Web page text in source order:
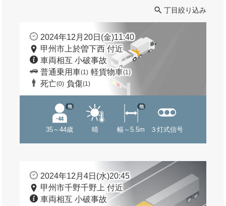
丁目絞り込み
2024年12月20日(金)11:40
甲州市上於曽下西 付近
車両相互 小破事故
普通乗用車(1) 軽貨物車(1)
死亡(0) 負傷(1)
35～44歳
他
晴 幅～5.5m
他
３灯式信号
2024年12月4日(水)20:45
甲州市千野千野上 付近
車両相互 小破事故